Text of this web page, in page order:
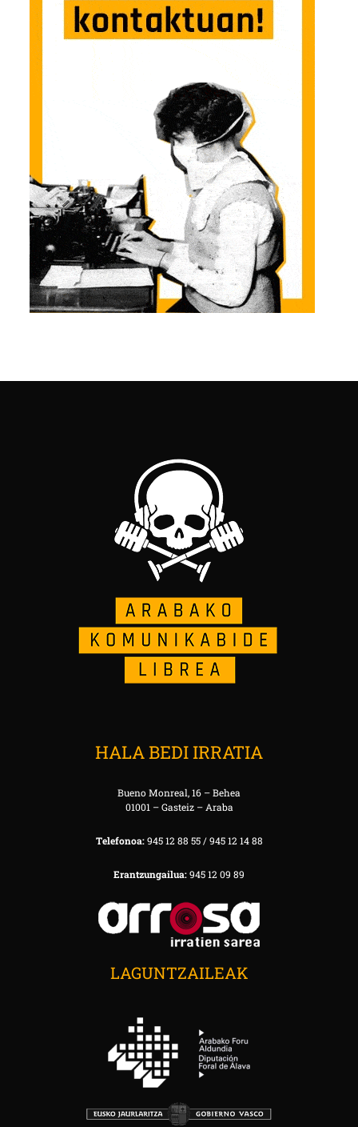
HALA BEDI IRRATIA
Bueno Monreal, 16 – Behea
01001 – Gasteiz – Araba
Telefonoa:945 12 88 55 / 945 12 14 88
Erantzungailua:945 12 09 89
LAGUNTZAILEAK